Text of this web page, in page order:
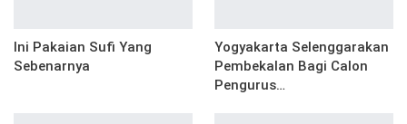
Ini Pakaian Sufi Yang
Sebenarnya
Yogyakarta Selenggarakan
Pembekalan Bagi Calon
Pengurus…